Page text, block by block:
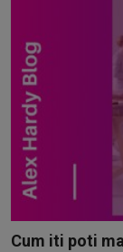
Cum iti poti